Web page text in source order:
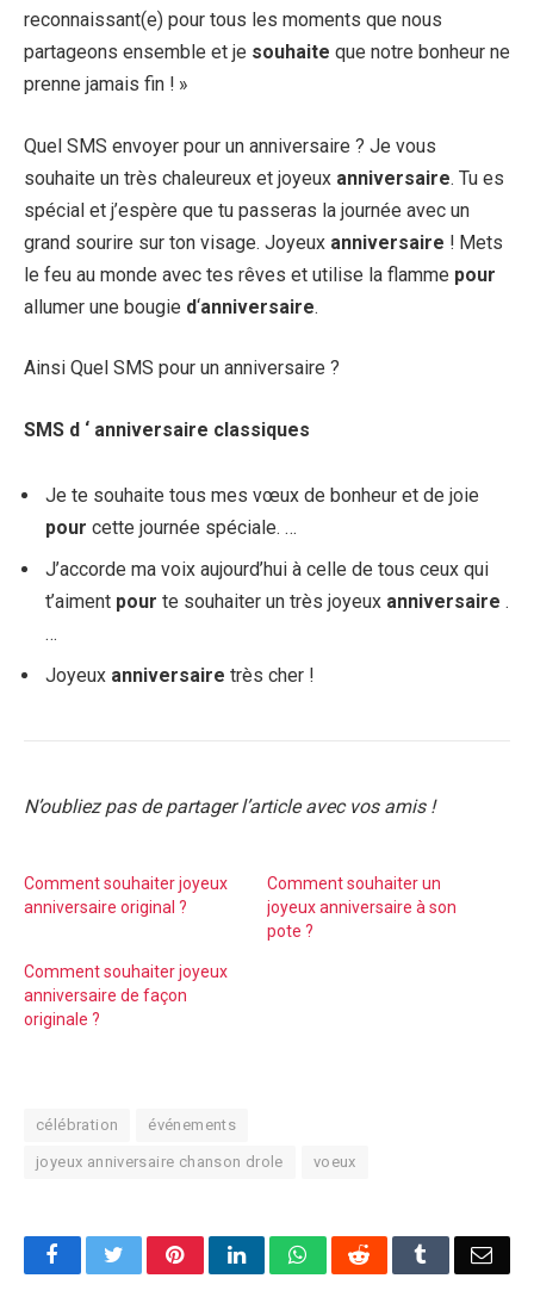
reconnaissant(e) pour tous les moments que nous
partageons ensemble et je souhaite que notre bonheur ne
prenne jamais fin ! »
Quel SMS envoyer pour un anniversaire ? Je vous
souhaite un très chaleureux et joyeux anniversaire. Tu es
spécial et j’espère que tu passeras la journée avec un
grand sourire sur ton visage. Joyeux anniversaire ! Mets
le feu au monde avec tes rêves et utilise la flamme pour
allumer une bougie d‘anniversaire.
Ainsi Quel SMS pour un anniversaire ?
SMS d ‘ anniversaire classiques
Je te souhaite tous mes vœux de bonheur et de joie
pour cette journée spéciale. …
J’accorde ma voix aujourd’hui à celle de tous ceux qui
t’aiment pour te souhaiter un très joyeux anniversaire .
…
Joyeux anniversaire très cher !
N’oubliez pas de partager l’article avec vos amis !
Comment souhaiter joyeux
anniversaire original ?
Comment souhaiter un
joyeux anniversaire à son
pote ?
Comment souhaiter joyeux
anniversaire de façon
originale ?
célébration événements
joyeux anniversaire chanson drole voeux
FacebookTwitterPinterestLinkedInWhatsAppReddit Tumblr